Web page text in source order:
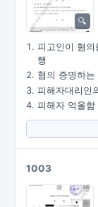
피고인이 혐의
행
혐의 증명하
피해자대리인
피해자 억울함
1003